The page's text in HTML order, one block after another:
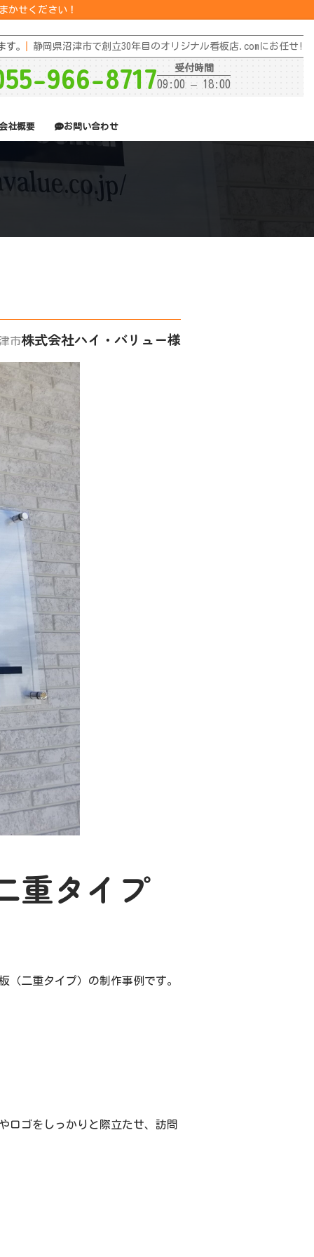
かせください！
す。 静岡県沼津市で創立30年目のオリジナル看板店.comにお任せ!
966-8717 受付時間
09:00 – 18:00
社概要 お問い合わせ
市株式会社ハイ・バリュー様
重タイプ
二重タイプ）の制作事例です。
ロゴをしっかりと際立たせ、訪問